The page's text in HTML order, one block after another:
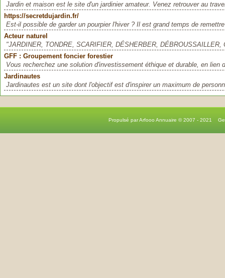
Jardin et maison est le site d'un jardinier amateur. Venez retrouver au
https://secretdujardin.fr/
Est-il possible de garder un pourpier l'hiver ? Il est grand temps de
Acteur naturel
"JARDINER, TONDRE, SCARIFIER, DÉSHERBER, DÉBROUSSAILLER,
GFF : Groupement foncier forestier
Vous recherchez une solution d'investissement éthique et durable, en lien
Jardinautes
Jardinautes est un site dont l'objectif est d'inspirer un maximum de
Propulsé par Arfooo Annuaire © 2007 - 2021